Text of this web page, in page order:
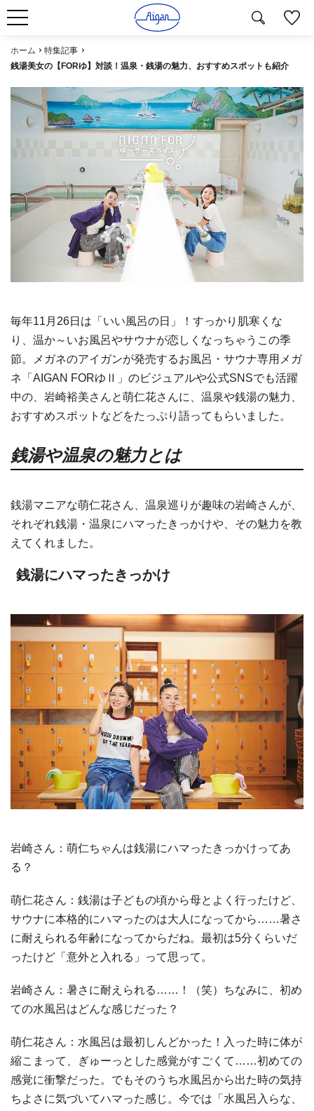
ホーム
特集記事
銭湯美女の【FORゆ】対談！温泉・銭湯の魅力、おすすめスポットも紹介
毎年11月26日は「いい風呂の日」！すっかり肌寒くな
り、温か～いお風呂やサウナが恋しくなっちゃうこの季
節。メガネのアイガンが発売するお風呂・サウナ専用メガ
ネ「AIGAN FORゆⅡ」のビジュアルや公式SNSでも活躍
中の、岩崎裕美さんと萌仁花さんに、温泉や銭湯の魅力、
おすすめスポットなどをたっぷり語ってもらいました。
銭湯や温泉の魅力とは
銭湯マニアな萌仁花さん、温泉巡りが趣味の岩崎さんが、
それぞれ銭湯・温泉にハマったきっかけや、その魅力を教
えてくれました。
銭湯にハマったきっかけ
岩崎さん：萌仁ちゃんは銭湯にハマったきっかけってあ
る？
萌仁花さん：銭湯は子どもの頃から母とよく行ったけど、
サウナに本格的にハマったのは大人になってから……暑さ
に耐えられる年齢になってからだね。最初は5分くらいだ
ったけど「意外と入れる」って思って。
岩崎さん：暑さに耐えられる……！（笑）ちなみに、初め
ての水風呂はどんな感じだった？
萌仁花さん：水風呂は最初しんどかった！入った時に体が
縮こまって、ぎゅーっとした感覚がすごくて……初めての
感覚に衝撃だった。でもそのうち水風呂から出た時の気持
ちよさに気づいてハマった感じ。今では「水風呂入らな、